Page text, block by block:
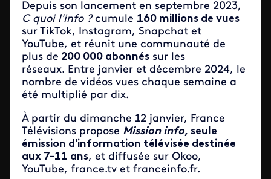
Depuis son lancement en septembre 2023,
C quoi l'info ?cumule 160 millions de vues
sur TikTok, Instagram, Snapchat et
YouTube, et réunit une communauté de
plus de 200 000 abonnés sur les
réseaux. Entre janvier et décembre 2024, le
nombre de vidéos vues chaque semaine a
été multiplié par dix.
À partir du dimanche 12 janvier, France
Télévisions propose Mission info, seule
émission d'information télévisée destinée
aux 7-11 ans, et diffusée sur Okoo,
YouTube, france.tv et franceinfo.fr.